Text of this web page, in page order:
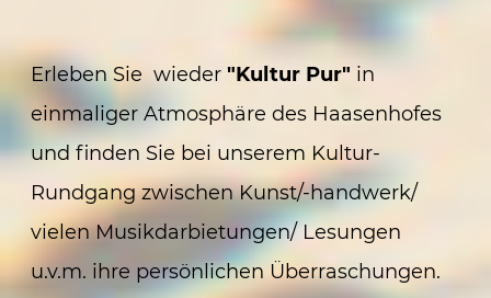
Erleben Sie wieder "Kultur Pur" in
einmaliger Atmosphäre des Haasenhofes
und finden Sie bei unserem Kultur-
Rundgang zwischen Kunst/-handwerk/
vielen Musikdarbietungen/ Lesungen
u.v.m. ihre persönlichen Überraschungen.